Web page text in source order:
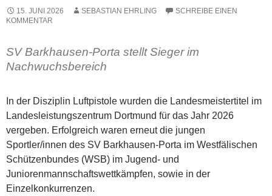
15. JUNI 2026 SEBASTIAN EHRLING
SCHREIBE EINEN
KOMMENTAR
SV Barkhausen-Porta stellt Sieger im
Nachwuchsbereich
In der Disziplin Luftpistole wurden die Landesmeistertitel im
Landesleistungszentrum Dortmund für das Jahr 2026
vergeben. Erfolgreich waren erneut die jungen
Sportler/innen des SV Barkhausen-Porta im Westfälischen
Schützenbundes (WSB) im Jugend- und
Juniorenmannschaftswettkämpfen, sowie in der
Einzelkonkurrenzen.